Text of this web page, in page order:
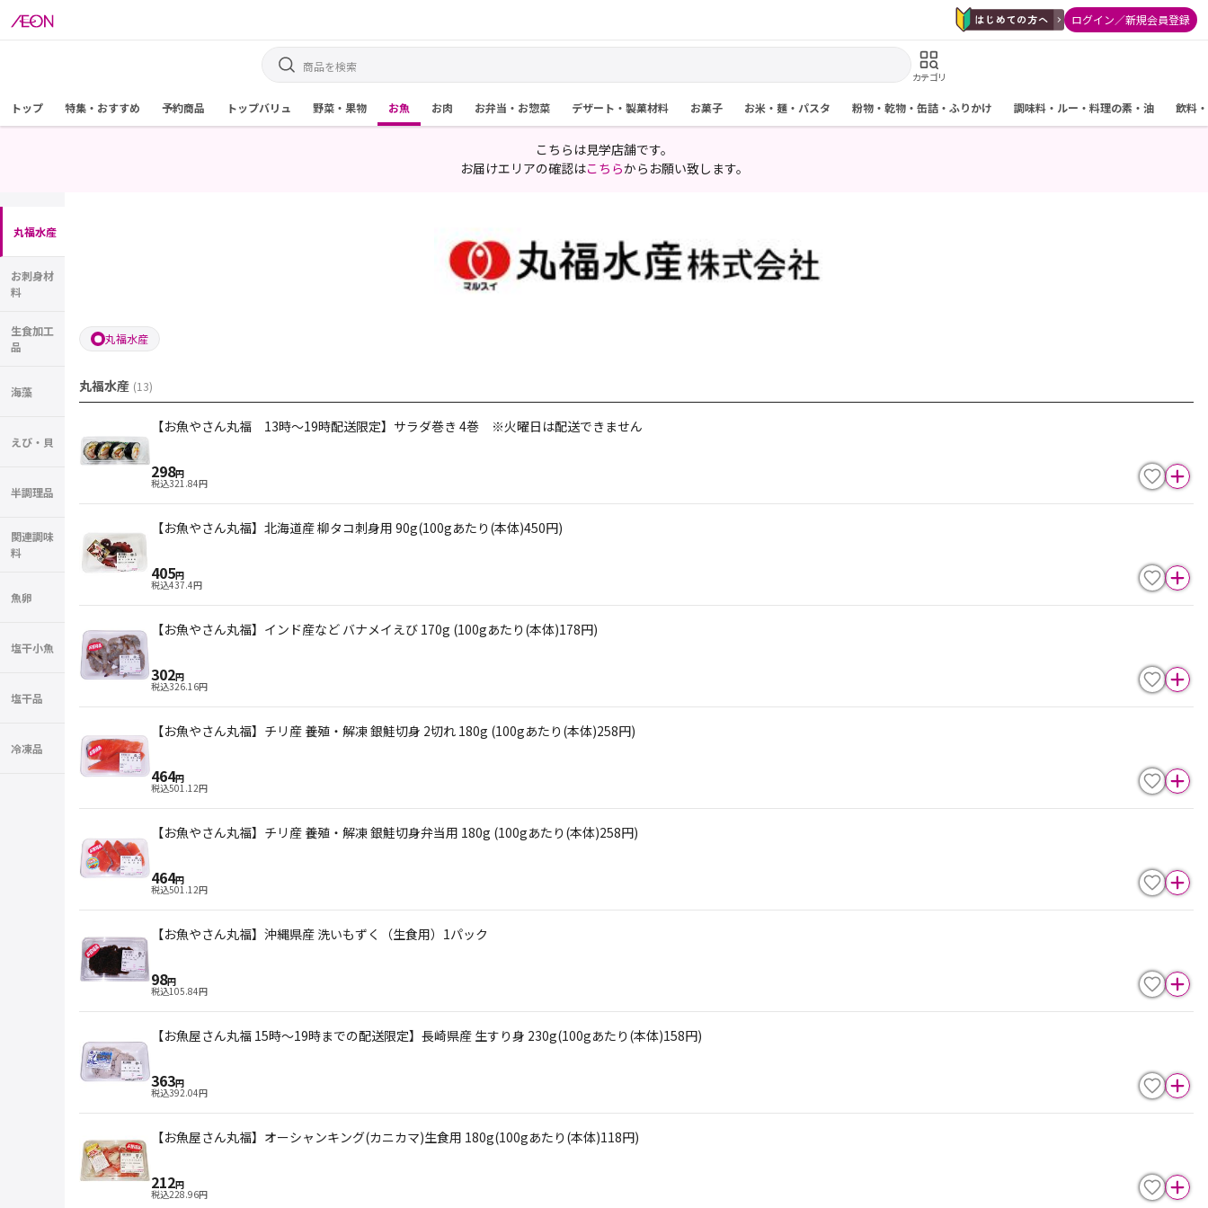
ログイン／新規会員登録
カテゴリ
トップ 特集・おすすめ 予約商品 トップバリュ 野菜・果物 お魚 お肉 お弁当・お惣菜 デザート・製菓材料 お菓子 お米・麺・パスタ 粉物・乾物・缶詰・ふりかけ 調味料・ルー・料理の素・油 飲料
こちらは見学店舗です。
お届けエリアの確認はこちらからお願い致します。
丸福水産
お刺身材
料
生食加工
品
海藻
えび・貝
半調理品
関連調味
料
魚卵
塩干小魚
塩干品
冷凍品
丸福水産
丸福水産 (13)
【お魚やさん丸福 13時～19時配送限定】サラダ巻き 4巻 ※火曜日は配送できません
298円
税込321.84円
【お魚やさん丸福】北海道産 柳タコ刺身用 90g(100gあたり(本体)450円)
405円
税込437.4円
【お魚やさん丸福】インド産など バナメイえび 170g (100gあたり(本体)178円)
302円
税込326.16円
【お魚やさん丸福】チリ産 養殖・解凍 銀鮭切身 2切れ 180g (100gあたり(本体)258円)
464円
税込501.12円
【お魚やさん丸福】チリ産 養殖・解凍 銀鮭切身弁当用 180g (100gあたり(本体)258円)
464円
税込501.12円
【お魚やさん丸福】沖縄県産 洗いもずく（生食用）1パック
98円
税込105.84円
【お魚屋さん丸福 15時～19時までの配送限定】長崎県産 生すり身 230g(100gあたり(本体)158円)
363円
税込392.04円
【お魚屋さん丸福】オーシャンキング(カニカマ)生食用 180g(100gあたり(本体)118円)
212円
税込228.96円